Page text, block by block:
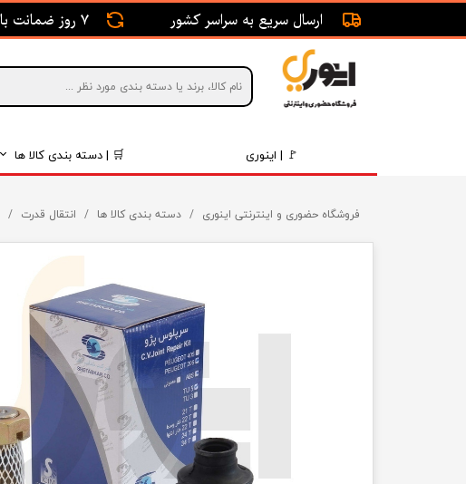
🚩 | اینوری 🛒 | دسته بندی کالا ها
موتور و اگزوز
برقی و الکتریکی
رینگ و لاستیک
روغن و فیلتر
قطعات داخلی
انتقال قدرت
فرمان، جلوبندی و ترمز
ارسال سریع به سراسر کشور 7 روز ضمانت بازگشت
فروشگاه حضوری و اینترنتی اینوری دسته بندی کالا ها انتقال قدرت